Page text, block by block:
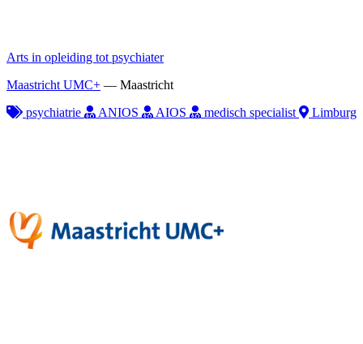
Arts in opleiding tot psychiater
Maastricht UMC+ — Maastricht
psychiatrie
ANIOS AIOS medisch specialist Limburg